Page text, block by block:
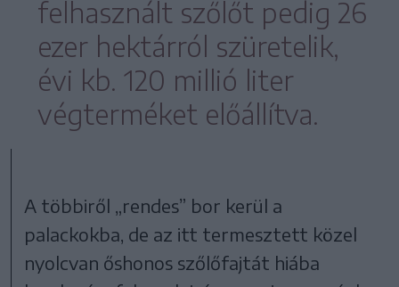
felhasznált szőlőt pedig 26
ezer hektárról szüretelik,
évi kb. 120 millió liter
végterméket előállítva.
A többiről „rendes” bor kerül a
palackokba, de az itt termesztett közel
nyolcvan őshonos szőlőfajtát hiába